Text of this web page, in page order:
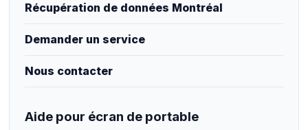
Récupération de données Montréal
Demander un service
Nous contacter
Aide pour écran de portable